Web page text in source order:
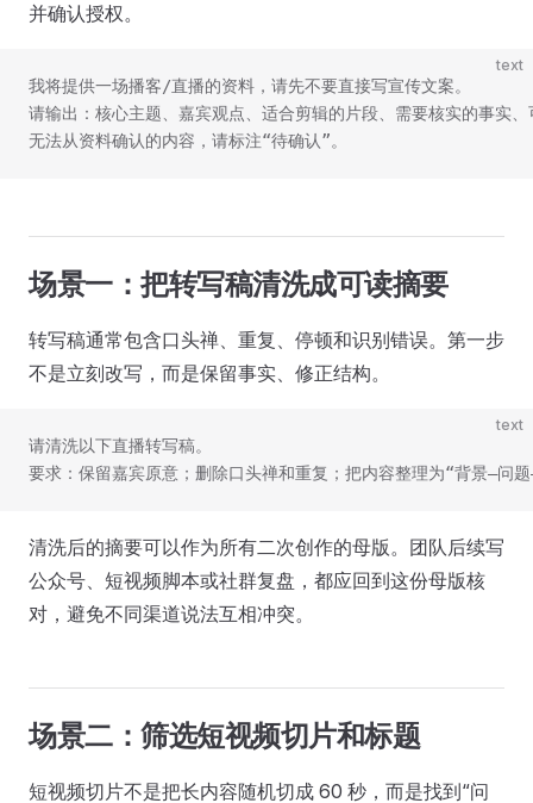
并确认授权。
text
我将提供一场播客/直播的资料，请先不要直接写宣传文案。
请输出：核心主题、嘉宾观点、适合剪辑的片段、需要核实的事实
无法从资料确认的内容，请标注“待确认”。
场景一：把转写稿清洗成可读摘要
转写稿通常包含口头禅、重复、停顿和识别错误。第一步
不是立刻改写，而是保留事实、修正结构。
text
请清洗以下直播转写稿。
要求：保留嘉宾原意；删除口头禅和重复；把内容整理为“背景—问
清洗后的摘要可以作为所有二次创作的母版。团队后续写
公众号、短视频脚本或社群复盘，都应回到这份母版核
对，避免不同渠道说法互相冲突。
场景二：筛选短视频切片和标题
短视频切片不是把长内容随机切成 60 秒，而是找到“问